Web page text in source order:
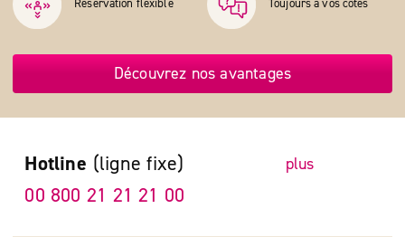
Réservation flexible Toujours à vos côtés
Découvrez nos avantages
Hotline (ligne fixe) plus
00 800 21 21 21 00